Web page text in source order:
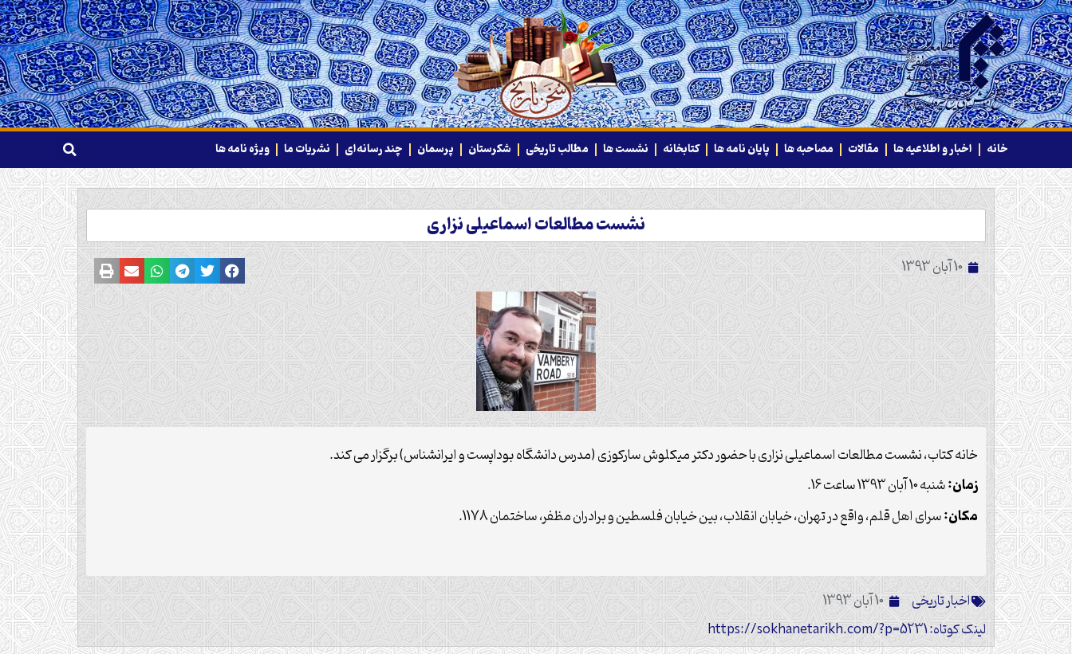
خانه اخبار و اطلاعیه ها مقالات مصاحبه ها پایان نامه ها کتابخانه نشست ها مطالب تاریخی شکرستان پرسمان چند رسانه‌ای نشریات ما ویژه نامه ها
نشست مطالعات اسماعیلی نزاری
10 آبان 1393
خانه کتاب، نشست مطالعات اسماعیلی نزاری با حضور دکتر میکلوش سارکوزی (مدرس دانشگاه بوداپست و ایرانشناس) برگزار می کند.
زمان:شنبه 10 آبان 1393 ساعت 16.
مکان:سرای اهل قلم، واقع در تهران، خيابان انقلاب، بين خيابان فلسطين و برادران مظفر، ساختمان 1178.
اخبار تاریخی
10 آبان 1393
لینک کوتاه: https://sokhanetarikh.com/?p=5231